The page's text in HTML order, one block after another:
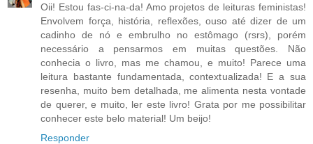
Oii! Estou fas-ci-na-da! Amo projetos de leituras feministas!
Envolvem força, história, reflexões, ouso até dizer de um
cadinho de nó e embrulho no estômago (rsrs), porém
necessário a pensarmos em muitas questões. Não
conhecia o livro, mas me chamou, e muito! Parece uma
leitura bastante fundamentada, contextualizada! E a sua
resenha, muito bem detalhada, me alimenta nesta vontade
de querer, e muito, ler este livro! Grata por me possibilitar
conhecer este belo material! Um beijo!
Responder